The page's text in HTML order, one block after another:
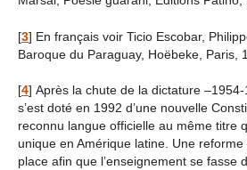
[3] En français voir Ticio Escobar,
Baroque du Paraguay, Hoëbeke, Paris,
[4] Après la chute de la dictature
s’est doté en 1992 d’une nouvelle
reconnu langue officielle au même titre
unique en Amérique latine. Une reforme
place afin que l’enseignement se fasse